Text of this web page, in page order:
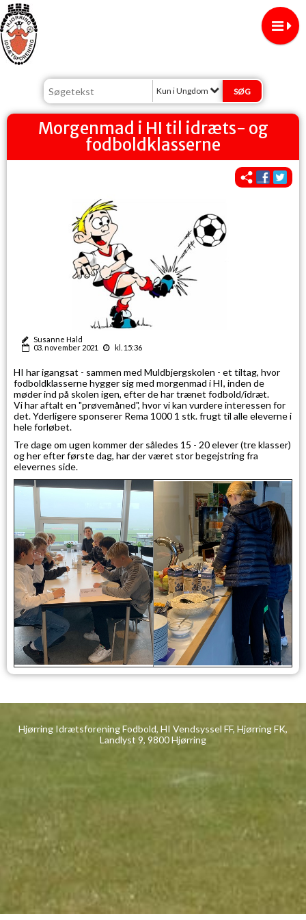
Kun i Ungdom
Morgenmad i HI til idræts- og
fodboldklasserne
Susanne Hald
03. november 2021
kl. 15:36
HI har igangsat - sammen med Muldbjergskolen - et tiltag, hvor
fodboldklasserne hygger sig med morgenmad i HI, inden de
møder ind på skolen igen, efter de har trænet fodbold/idræt.
Vi har aftalt en "prøvemåned", hvor vi kan vurdere interessen for
det. Yderligere sponserer Rema 1000 1 stk. frugt til alle eleverne i
hele forløbet.
Tre dage om ugen kommer der således 15 - 20 elever (tre klasser)
og her efter første dag, har der været stor begejstring fra
elevernes side.
Hjørring Idrætsforening Fodbold, HI Vendsyssel FF, Hjørring FK,
Landlyst 9, 9800 Hjørring